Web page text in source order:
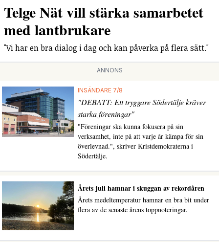
Telge Nät vill stärka samarbetet
med lantbrukare
"Vi har en bra dialog i dag och kan påverka på flera sätt."
ANNONS
INSÄNDARE 7/8
"DEBATT: Ett tryggare Södertälje kräver
starka föreningar"
"Föreningar ska kunna fokusera på sin
verksamhet, inte på att varje år kämpa för sin
överlevnad.", skriver Kristdemokraterna i
Södertälje.
Årets juli hamnar i skuggan av rekordåren
Årets medeltemperatur hamnar en bra bit under
flera av de senaste årens toppnoteringar.